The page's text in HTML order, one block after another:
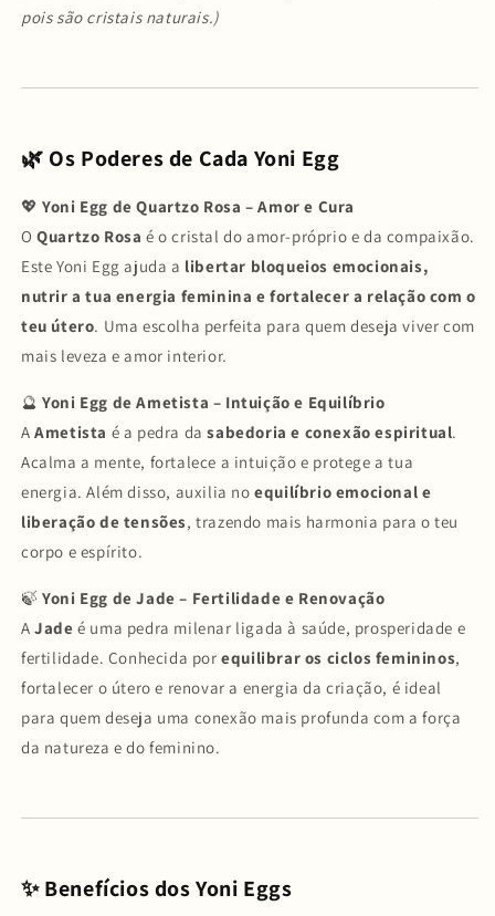
pois são cristais naturais.)
🌿 Os Poderes de Cada Yoni Egg
💖Yoni Egg de Quartzo Rosa – Amor e Cura
OQuartzo Rosa é o cristal do amor-próprio e da compaixão.
Este Yoni Egg ajuda a libertar bloqueios emocionais,
nutrir a tua energia feminina e fortalecer a relação com o
teu útero. Uma escolha perfeita para quem deseja viver com
mais leveza e amor interior.
🔮Yoni Egg de Ametista – Intuição e Equilíbrio
AAmetista é a pedra dasabedoria e conexão espiritual.
Acalma a mente, fortalece a intuição e protege a tua
energia. Além disso, auxilia noequilíbrio emocional e
liberação de tensões, trazendo mais harmonia para o teu
corpo e espírito.
🍃Yoni Egg de Jade – Fertilidade e Renovação
AJade é uma pedra milenar ligada à saúde, prosperidade e
fertilidade. Conhecida porequilibrar os ciclos femininos,
fortalecer o útero e renovar a energia da criação, é ideal
para quem deseja uma conexão mais profunda com a força
da natureza e do feminino.
✨ Benefícios dos Yoni Eggs